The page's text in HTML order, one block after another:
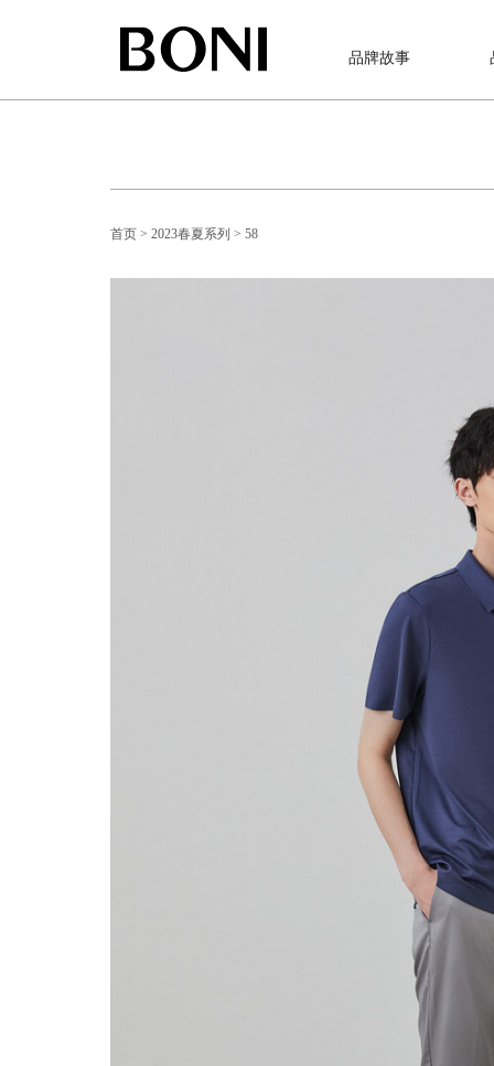
品牌故事
首页 > 2023春夏系列 > 58